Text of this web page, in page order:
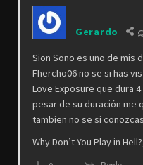
Gerardo
Sion Sono es uno de mis
Fhercho06 no se si has
Love Exposure que dura
pesar de su duración me
tambien no se si
Why Don’t You Play in